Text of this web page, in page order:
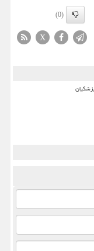
(0)
X